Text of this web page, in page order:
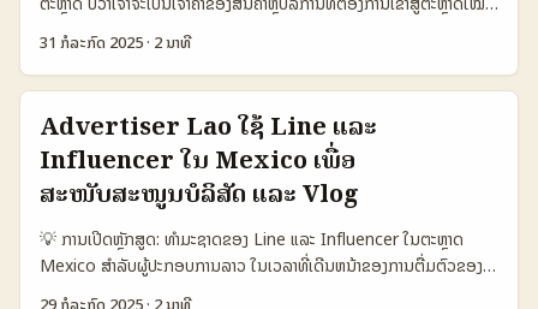
ຢ່າງຕະຫຼາດສະວິດເຊີແລນ, ການຮ້ອງຂໍຄວາມເຫັນຈາກລູກຄ້າຫຼືຕະຫຼາດໃນພື້ນທີ່
ນັ້ນເປັນຫຼັກສູດທີ່ຈຳເປັນ. ບໍ່ວ່າທ່ານຈະເປັນເຈົ້າຄ້າອອນໄລນ໌ໃນລາວຫຼືບໍ່, ການ
ເຂົ້າໃຈການຄ້າຂອງ Amazon ໃນຕະຫຼາດສະວິດເຊີແລນ ແລະການຮ້ອງຂໍຄວາມ
ເຫັນຈາກຜູ້ໃຊ້ຈະຊ່ວຍໃຫ້ທ່ານປັບປຸງສິນຄ້າ ແລະການຕະຫຼາດໃຫ້ມີຄວາມສົມບູນ
ຕາມຄວາມຕ້ອງການຕະຫຼາດຈິງ. ຕາມຂ່າວລ່າສຸດຈາກ InvestingPro ໃນວັນທີ
29 ກໍລະກົດ 2025, Amazon ເປັນບໍລິສັດທີ່ໄດ້ຮັບການຄວາມນິຍົມສູງຈາກ
ຕະຫຼາດເຄື່ອງມືອອນໄລນ໌ ແລະບໍລິການຄອມພິວເຕີໄຫ້ກັບເປັນຜູ້ນໍາດ້ານນີ້. ສ່ວນ
ຜູ້ນຳ ແລະ ກຸ່ມນັກວິເຄາະຄາດວ່າ Amazon ຈະສາມາດພົບກັບຄວາມສຳເລັດໃນ
ຕອນທີ 2 ຂອງປີ 2025 ໄດ້ດີກວ່າຄາດຫວັງ. ສໍາລັບເຈົ້າຄ້າລາວ, ການຂໍຄວາມ
ເຫັນຈາກຕະຫຼາດສະວິດເຊີແລນຈະເຮັດໃຫ້ເຂົາເຂົ້າໃຈຄວາມຕ້ອງການແລະພຶດຕິກຳ
ຂອງຜູ້ບໍລິໂພກໄດ້ດີຂຶ້ນ, ຊ່ວຍໃຫ້ບຣານສາມາດປັບປຸງການຕະຫຼາດຂອງຕົນໃນ
31 ກໍລະກົດ 2025· 2 ນາທີ
Advertiser Lao ໃຊ້ Line ແລະ
Influencer ໃນ Mexico ເພື່ອ
ສະໜັບສະໜູນບໍລິສັດ ແລະ Vlog
💡 ການເປີດຫຼັກສູດ: ທຳມະຊາດຂອງ Line ແລະ Influencer ໃນຕະຫຼາດ
Mexico ສໍາລັບຜູ້ປະກອບການລາວ ໃນເວລາທີ່ເດີນຫນ້າຂອງການຕື່ມຕົວຂອງ
ການຕິດຕໍ່ດີຈິຕອນ ແລະ ການຕິດຕາມຜູ້ມີອິດທິພົນ ການເລືອກແພດຟອມທີ່